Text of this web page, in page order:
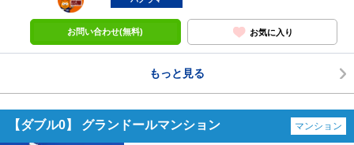
お問い合わせ(無料) お気に入り
もっと見る
【ダブル0】 グランドールマンション マンション